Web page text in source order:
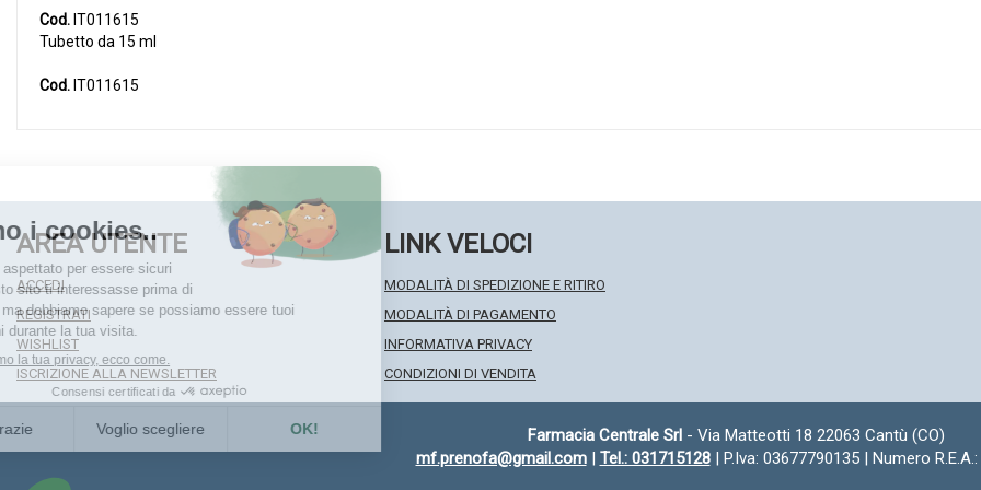
Cod. IT011615
Tubetto da 15 ml
Cod. IT011615
AREA UTENTE
ACCEDI
REGISTRATI
WISHLIST
ISCRIZIONE ALLA NEWSLETTER
LINK VELOCI
MODALITÀ DI SPEDIZIONE E RITIRO
MODALITÀ DI PAGAMENTO
INFORMATIVA PRIVACY
CONDIZIONI DI VENDITA
Farmacia Centrale Srl- Via Matteotti 18 22063 Cantù (CO)
mf.prenofa@gmail.com| Tel.: 031715128| P.Iva: 03677790135 | Numero